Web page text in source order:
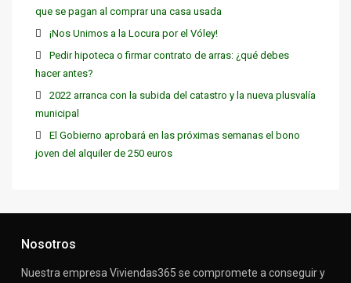
que se pagan al comprar una casa usada
¡Nos Unimos a la Locura por el Vóley!
Pedir hipoteca o firmar contrato de arras: ¿qué debes
hacer antes?
2022 arranca con la subida del catastro y la nueva plusvalía
municipal
El Gobierno aprobará en las próximas semanas el bono
joven del alquiler de 250 euros
Nosotros
Nuestra empresa Viviendas365 se compromete a conseguir y